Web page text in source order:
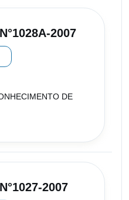
2007
DE
2007